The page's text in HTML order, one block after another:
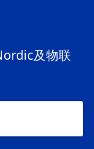
及物联